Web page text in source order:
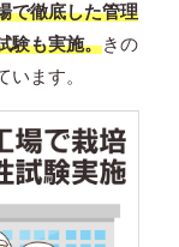
で徹底した管理
験も実施。きの
ます。